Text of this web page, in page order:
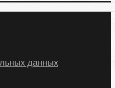
данных